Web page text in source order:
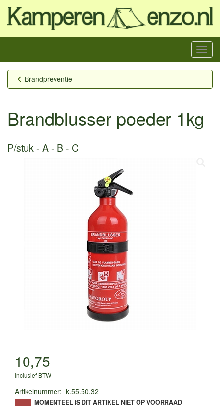
Menu
Brandpreventie
Brandblusser poeder 1kg
P/stuk A - B - C
10,75
Inclusief BTW
Artikelnummer: k.55.50.32
MOMENTEEL IS DIT ARTIKEL NIET OP VOORRAAD